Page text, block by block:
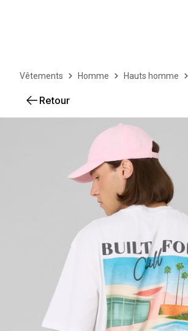
Vêtements Homme Hauts homme
Retour